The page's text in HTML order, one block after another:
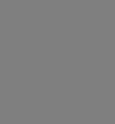
こちらもよか